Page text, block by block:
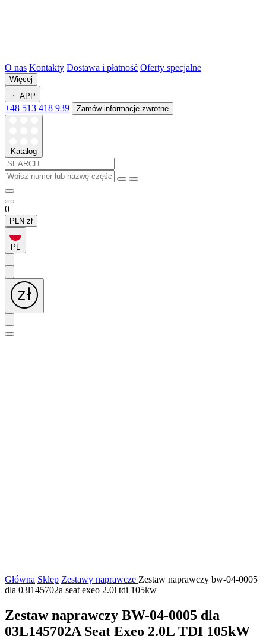
O nas Kontakty Dostawa i płatność Oferty specjalne
Więcej
APP
+48 513 418 939 Zamów informacje zwrotne
Katalog
0
PLN zł
PL
Główna Sklep Zestawy naprawcze Zestaw naprawczy bw-04-0005
dla 03l145702a seat exeo 2.0l tdi 105kw
Zestaw naprawczy BW-04-0005 dla
03L145702A Seat Exeo 2.0L TDI 105kW